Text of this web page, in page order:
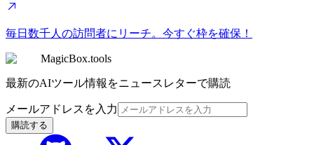
毎日数千人の訪問者にリーチ。今すぐ枠を確保！
MagicBox.tools
最新のAIツール情報をニュースレターで購読
メールアドレスを入力
購読する